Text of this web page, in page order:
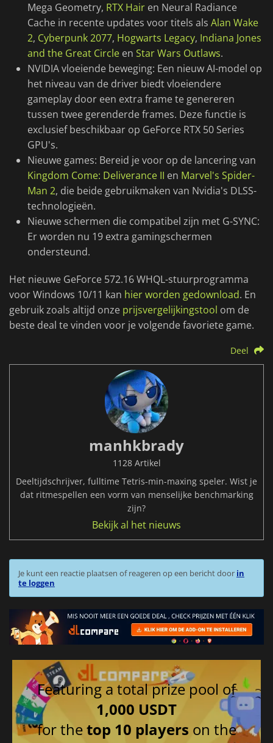
Mega Geometry, RTX Hairen Neural Radiance
Cache in recente updates voor titels als Alan Wake
2, Cyberpunk 2077, Hogwarts Legacy, Indiana Jones
and the Great Circleen Star Wars Outlaws.
NVIDIA vloeiende beweging: Een nieuw AI-model op
het niveau van de driver biedt vloeiendere
gameplay door een extra frame te genereren
tussen twee gerenderde frames. Deze functie is
exclusief beschikbaar op GeForce RTX 50 Series
GPU's.
Nieuwe games: Bereid je voor op de lancering van
Kingdom Come: Deliverance II en Marvel's Spider-
Man 2, die beide gebruikmaken van Nvidia's DLSS-
technologieën.
Nieuwe schermen die compatibel zijn met G-SYNC:
Er worden nu 19 extra gamingschermen
ondersteund.
Het nieuwe GeForce 572.16 WHQL-stuurprogramma
voor Windows 10/11 kan hier worden gedownload. En
gebruik zoals altijd onze prijsvergelijkingstool om de
beste deal te vinden voor je volgende favoriete game.
Deel
manhkbrady
1128 Artikel
Deeltijdschrijver, fulltime Tetris-min-maxing speler. Wist je
dat ritmespellen een vorm van menselijke benchmarking
zijn?
Bekijk al het nieuws
Je kunt een reactie plaatsen of reageren op een bericht door in
te loggen
Featuring a total prize pool of
1,000 USDT
for thetop 10 players on the